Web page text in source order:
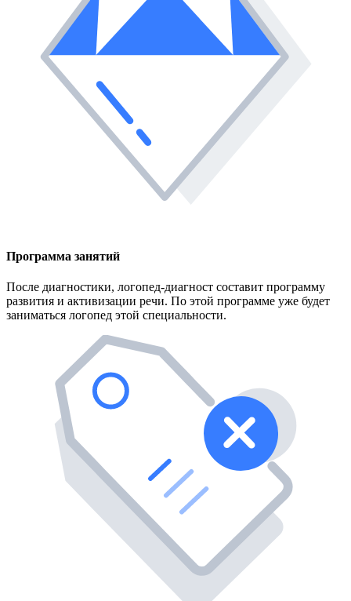
Программа занятий
После диагностики, логопед-диагност составит программу
развития и активизации речи. По этой программе уже будет
заниматься логопед этой специальности.